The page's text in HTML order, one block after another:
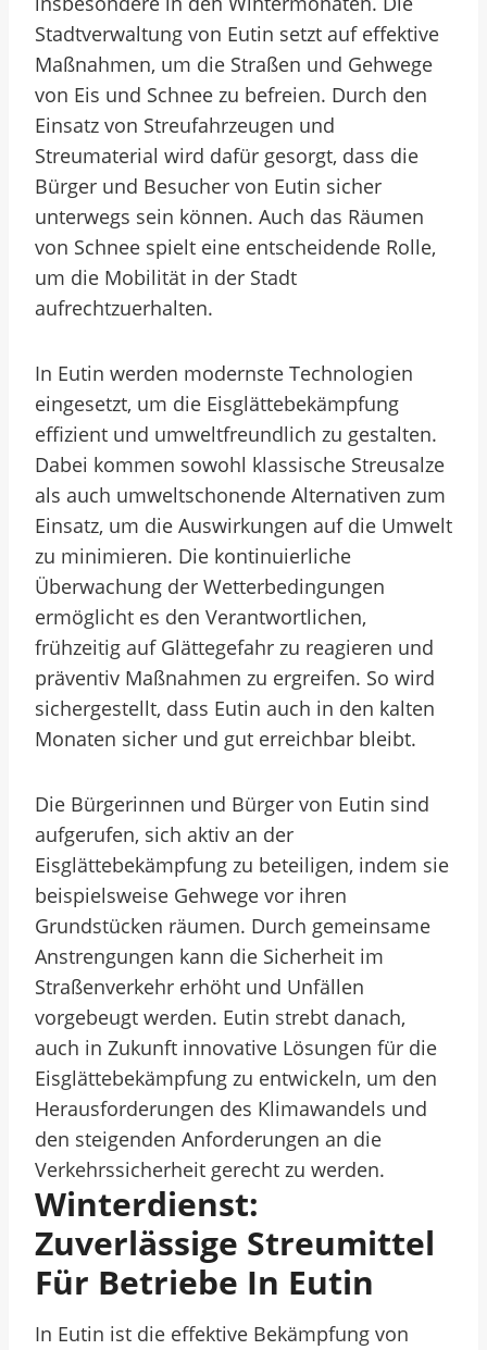
Stadtverwaltung von Eutin setzt auf effektive
Maßnahmen, um die Straßen und Gehwege
von Eis und Schnee zu befreien. Durch den
Einsatz von Streufahrzeugen und
Streumaterial wird dafür gesorgt, dass die
Bürger und Besucher von Eutin sicher
unterwegs sein können. Auch das Räumen
von Schnee spielt eine entscheidende Rolle,
um die Mobilität in der Stadt
aufrechtzuerhalten.
In Eutin werden modernste Technologien
eingesetzt, um die Eisglättebekämpfung
effizient und umweltfreundlich zu gestalten.
Dabei kommen sowohl klassische Streusalze
als auch umweltschonende Alternativen zum
Einsatz, um die Auswirkungen auf die Umwelt
zu minimieren. Die kontinuierliche
Überwachung der Wetterbedingungen
ermöglicht es den Verantwortlichen,
frühzeitig auf Glättegefahr zu reagieren und
präventiv Maßnahmen zu ergreifen. So wird
sichergestellt, dass Eutin auch in den kalten
Monaten sicher und gut erreichbar bleibt.
Die Bürgerinnen und Bürger von Eutin sind
aufgerufen, sich aktiv an der
Eisglättebekämpfung zu beteiligen, indem sie
beispielsweise Gehwege vor ihren
Grundstücken räumen. Durch gemeinsame
Anstrengungen kann die Sicherheit im
Straßenverkehr erhöht und Unfällen
vorgebeugt werden. Eutin strebt danach,
auch in Zukunft innovative Lösungen für die
Eisglättebekämpfung zu entwickeln, um den
Herausforderungen des Klimawandels und
den steigenden Anforderungen an die
Verkehrssicherheit gerecht zu werden.
Winterdienst:
Zuverlässige Streumittel
Für Betriebe In Eutin
In Eutin ist die effektive Bekämpfung von